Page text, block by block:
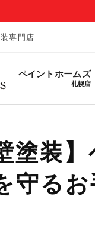
専門店
ペイントホームズ
札幌店
塗装
守る